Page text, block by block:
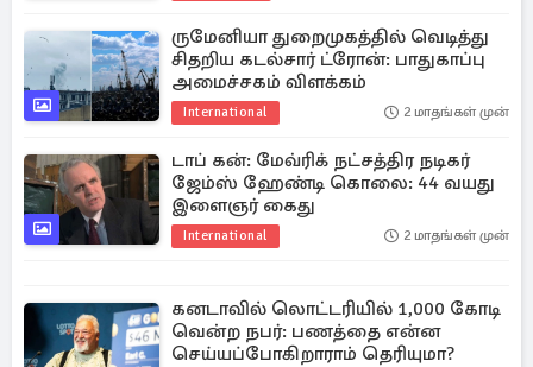
ருமேனியா துறைமுகத்தில் வெடித்து
சிதறிய கடல்சார் ட்ரோன்: பாதுகாப்பு
அமைச்சகம் விளக்கம்
International 2 மாதங்கள் முன்
டாப் கன்: மேவ்ரிக் நட்சத்திர நடிகர்
ஜேம்ஸ் ஹேண்டி கொலை: 44 வயது
இளைஞர் கைது
International 2 மாதங்கள் முன்
கனடாவில் லொட்டரியில் 1,000 கோடி
வென்ற நபர்: பணத்தை என்ன
செய்யப்போகிறாராம் தெரியுமா?